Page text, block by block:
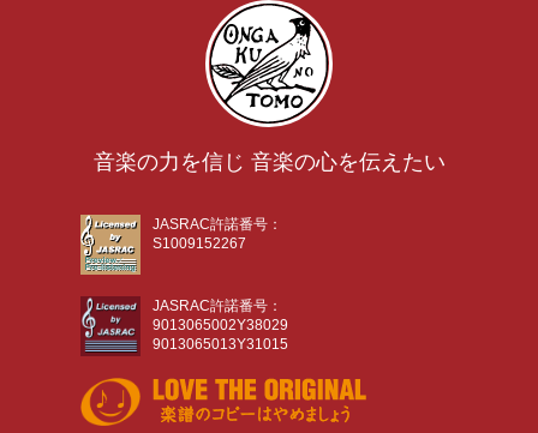
音楽の力を信じ 音楽の心を伝えたい
JASRAC許諾番号：
S1009152267
JASRAC許諾番号：
9013065002Y38029
9013065013Y31015